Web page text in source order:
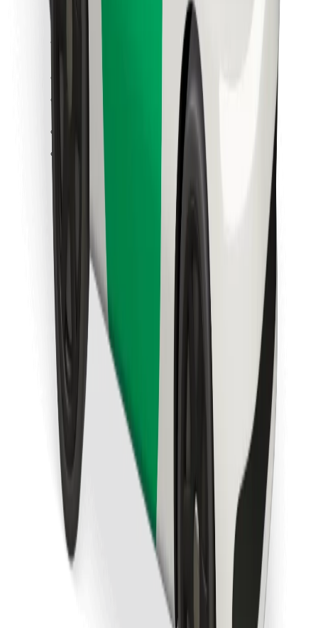
Cookies
Zabezpečení
Jízda za pár minut!
Stáhněte si aplikaci Bolt
Stáhněte si aplikaci Bolt Food